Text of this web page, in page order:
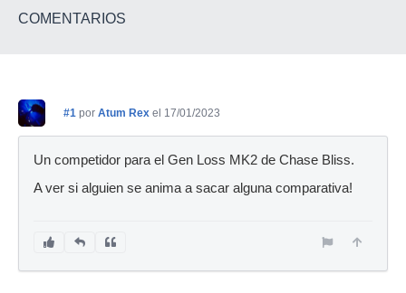
COMENTARIOS
#1 por Atum Rex el 17/01/2023
Un competidor para el Gen Loss MK2 de Chase Bliss.
A ver si alguien se anima a sacar alguna comparativa!